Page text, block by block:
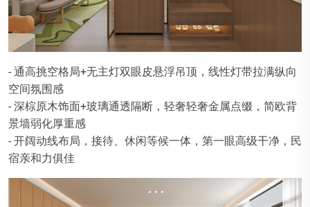
- 通高挑空格局+无主灯双眼皮悬浮吊顶，线性灯带拉满纵向
空间氛围感
- 深棕原木饰面+玻璃通透隔断，轻奢轻奢金属点缀，简欧背
景墙弱化厚重感
- 开阔动线布局，接待、休闲等候一体，第一眼高级干净，民
宿亲和力俱佳